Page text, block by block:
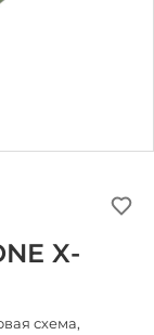
X-
схема,